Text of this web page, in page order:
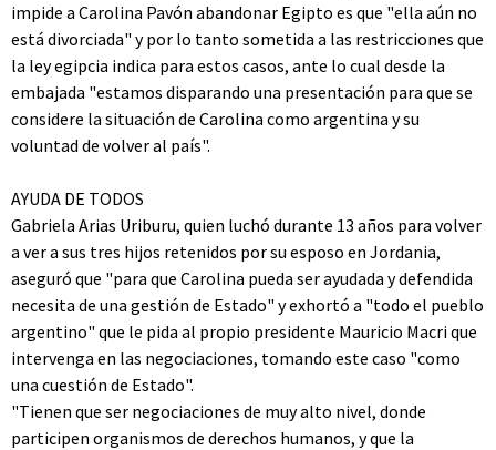
impide a Carolina Pavón abandonar Egipto es que "ella aún no
está divorciada" y por lo tanto sometida a las restricciones que
la ley egipcia indica para estos casos, ante lo cual desde la
embajada "estamos disparando una presentación para que se
considere la situación de Carolina como argentina y su
voluntad de volver al país".
AYUDA DE TODOS
Gabriela Arias Uriburu, quien luchó durante 13 años para volver
a ver a sus tres hijos retenidos por su esposo en Jordania,
aseguró que "para que Carolina pueda ser ayudada y defendida
necesita de una gestión de Estado" y exhortó a "todo el pueblo
argentino" que le pida al propio presidente Mauricio Macri que
intervenga en las negociaciones, tomando este caso "como
una cuestión de Estado".
"Tienen que ser negociaciones de muy alto nivel, donde
participen organismos de derechos humanos, y que la